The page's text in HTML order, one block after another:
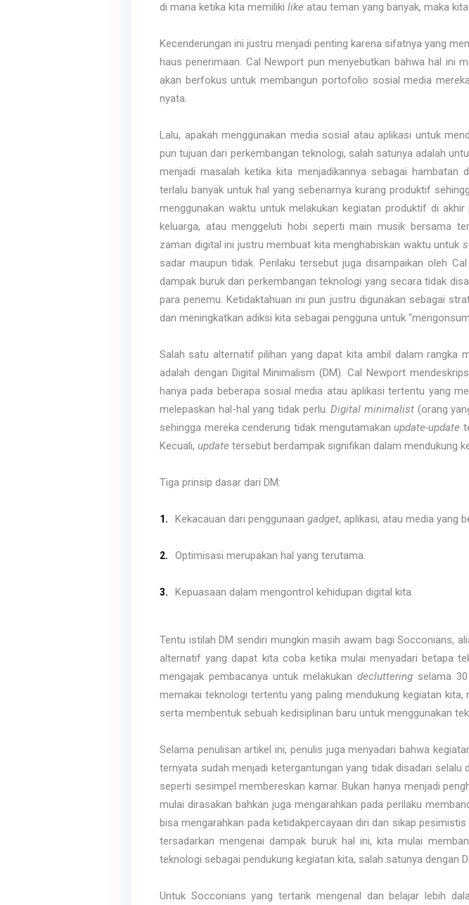
di mana ketika kita memiliki like atau teman yang banyak, maka
Kecenderungan ini justru menjadi penting karena sifatnya yang
haus penerimaan. Cal Newport pun menyebutkan bahwa hal ini
akan berfokus untuk membangun portofolio sosial media
nyata.
Lalu, apakah menggunakan media sosial atau aplikasi untuk
pun tujuan dari perkembangan teknologi, salah satunya adalah
menjadi masalah ketika kita menjadikannya sebagai hambatan
terlalu banyak untuk hal yang sebenarnya kurang produktif
menggunakan waktu untuk melakukan kegiatan produktif di
keluarga, atau menggeluti hobi seperti main musik bersama
zaman digital ini justru membuat kita menghabiskan waktu untuk
sadar maupun tidak. Perilaku tersebut juga disampaikan oleh
dampak buruk dari perkembangan teknologi yang secara tidak
para penemu. Ketidaktahuan ini pun justru digunakan sebagai
dan meningkatkan adiksi kita sebagai pengguna untuk
Salah satu alternatif pilihan yang dapat kita ambil dalam rangka
adalah dengan Digital Minimalism (DM). Cal Newport
hanya pada beberapa sosial media atau aplikasi tertentu yang
melepaskan hal-hal yang tidak perlu.Digital minimalist(orang
sehingga mereka cenderung tidak mengutamakanupdate-update
Kecuali, update tersebut berdampak signifikan dalam mendukung
Tiga prinsip dasar dari DM:
Kekacauan dari penggunaan gadget, aplikasi, atau media yang
Optimisasi merupakan hal yang terutama.
Kepuasaan dalam mengontrol kehidupan digital kita.
Tentu istilah DM sendiri mungkin masih awam bagi Socconians,
alternatif yang dapat kita coba ketika mulai menyadari betapa
mengajak pembacanya untuk melakukan declutteringselama 30
memakai teknologi tertentu yang paling mendukung kegiatan
serta membentuk sebuah kedisiplinan baru untuk menggunakan
Selama penulisan artikel ini, penulis juga menyadari bahwa
ternyata sudah menjadi ketergantungan yang tidak disadari
seperti sesimpel membereskan kamar. Bukan hanya menjadi
mulai dirasakan bahkan juga mengarahkan pada perilaku
bisa mengarahkan pada ketidakpercayaan diri dan sikap
tersadarkan mengenai dampak buruk hal ini, kita mulai
teknologi sebagai pendukung kegiatan kita, salah satunya dengan
Untuk Socconians yang tertarik mengenal dan belajar lebih